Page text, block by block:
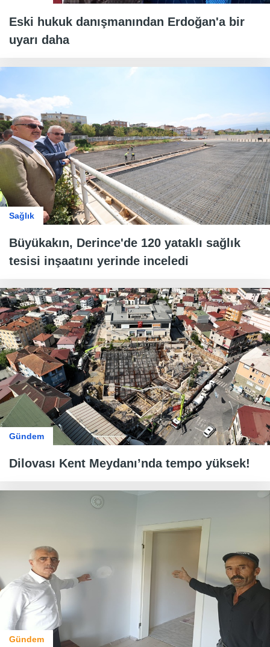
Eski hukuk danışmanından Erdoğan'a bir
uyarı daha
Sağlık
Büyükakın, Derince'de 120 yataklı sağlık
tesisi inşaatını yerinde inceledi
Gündem
Dilovası Kent Meydanı’nda tempo yüksek!
Gündem